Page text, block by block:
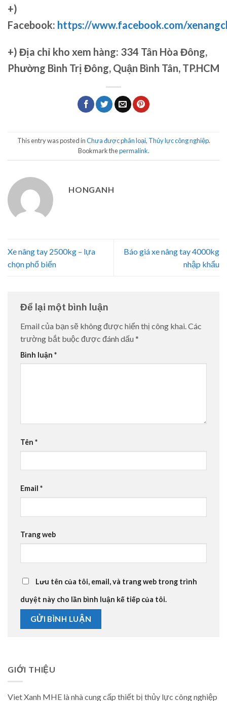
+)
Facebook: https://www.facebook.com/
+) Địa chỉ kho xem hàng: 334 Tân Hòa Đông,
Phường Bình Trị Đông, Quận Bình Tân, TP.HCM
This entry was posted inChưa được phân loại, Thủy lực công nghiệp.
Bookmark thepermalink.
HONGANH
Xe nâng tay 2500kg – lựa
chọn phổ biến
Báo giá xe nâng tay 4000kg
nhập khẩu
Để lại một bình luận
Email của bạn sẽ không được hiển thị công khai. Các
trường bắt buộc được đánh dấu *
Bình luận *
Tên *
Email *
Trang web
Lưu tên của tôi, email, và trang web trong trình
duyệt này cho lần bình luận kế tiếp của tôi.
GIỚI THIỆU
Viet Xanh MHE là nhà cung cấp thiết bị thủy lực công nghiệp